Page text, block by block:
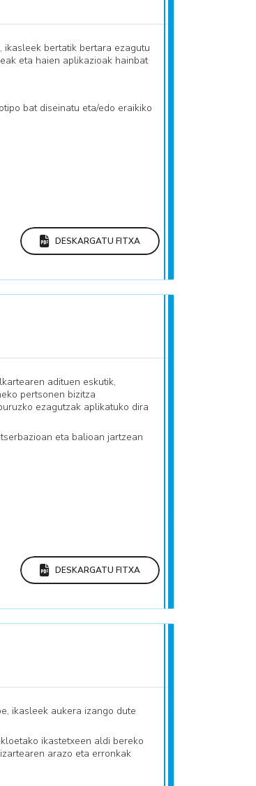
ikasleek bertatik bertara ezagutu
eta haien aplikazioak hainbat
bat diseinatu eta/edo eraikiko
DESKARGATU FITXA
adituen eskutik,
pertsonen bizitza
ezagutzak aplikatuko dira
eta balioan jartzean
DESKARGATU FITXA
ikasleek aukera izango dute
ikastetxeen aldi bereko
arazo eta erronkak